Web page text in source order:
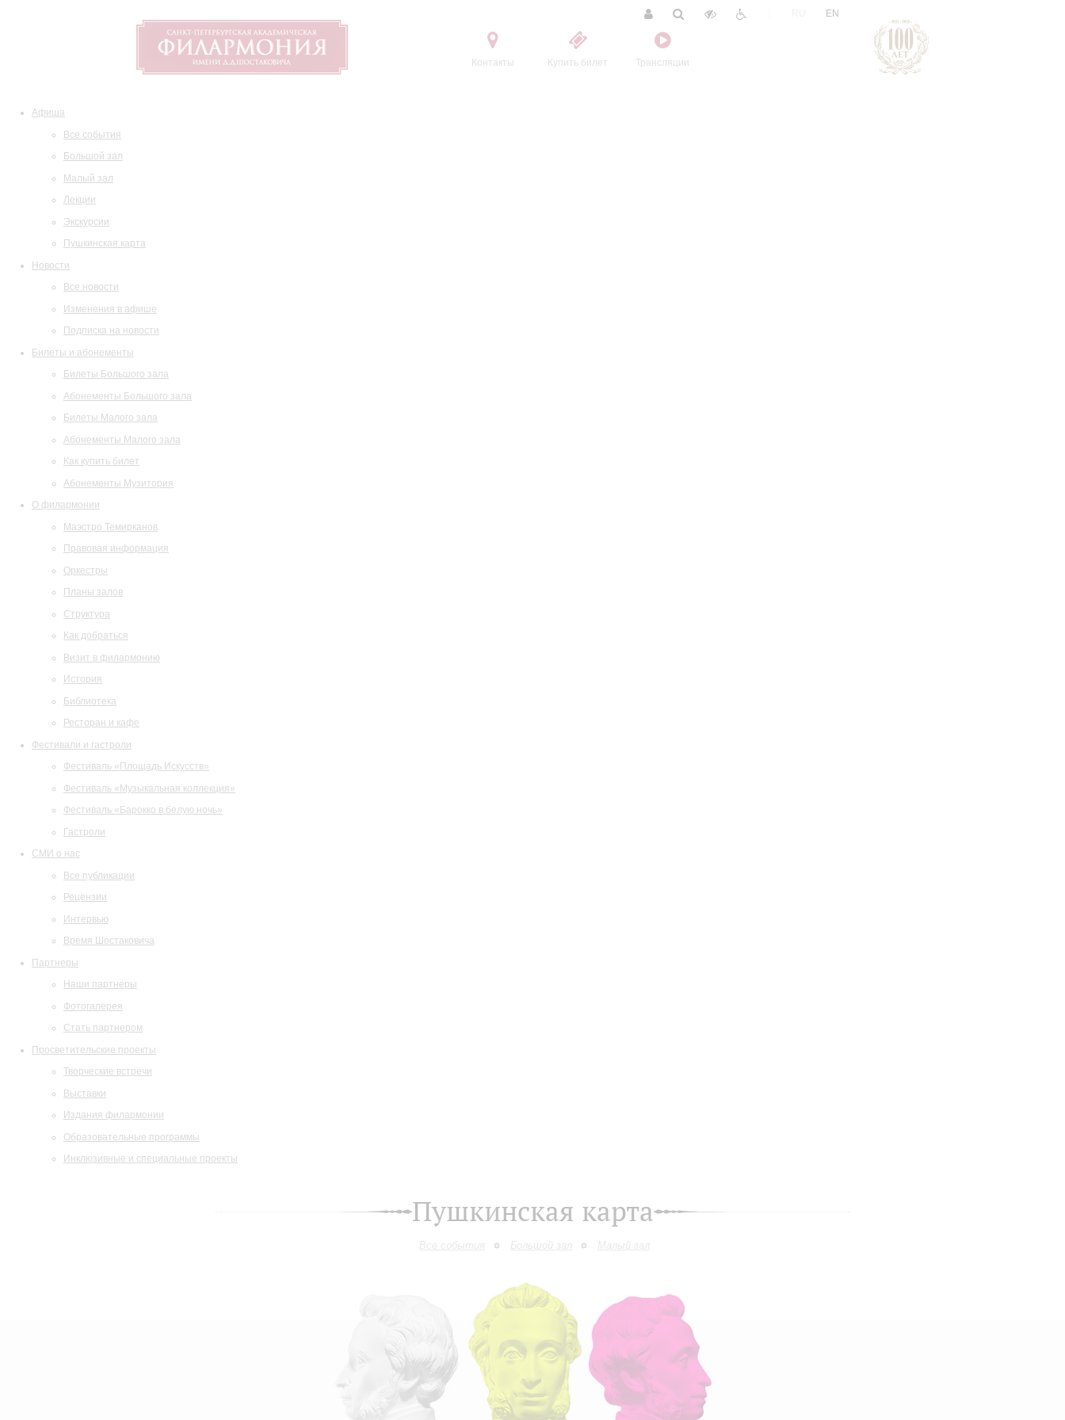
Контакты Купить билет Трансляции
EN
Афиша
Все события
Большой зал
Малый зал
Лекции
Экскурсии
Пушкинская карта
Новости
Все новости
Изменения в афише
Подписка на новости
Билеты и абонементы
Билеты Большого зала
Абонементы Большого зала
Билеты Малого зала
Абонементы Малого зала
Как купить билет
Абонементы Музитория
О филармонии
Маэстро Темирканов
Правовая информация
Оркестры
Планы залов
Структура
Как добраться
Визит в филармонию
История
Библиотека
Ресторан и кафе
Фестивали и гастроли
Фестиваль «Площадь Искусств»
Фестиваль «Музыкальная коллекция»
Фестиваль «Барокко в белую ночь»
Гастроли
СМИ о нас
Все публикации
Рецензии
Интервью
Время Шостаковича
Партнеры
Наши партнеры
Фотогалерея
Стать партнером
Просветительские проекты
Творческие встречи
Выставки
Издания филармонии
Образовательные программы
Инклюзивные и специальные проекты
Пушкинская карта
Все события Большой зал Малый зал